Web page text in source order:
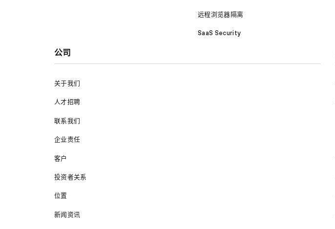
远程浏览器隔离
SaaS Security
公司
关于我们
人才招聘
联系我们
企业责任
客户
投资者关系
位置
新闻资讯